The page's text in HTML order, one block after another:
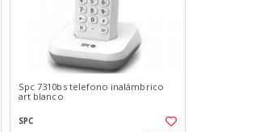
Spc 7310bs telefono inalámbrico
art blanco
SPC